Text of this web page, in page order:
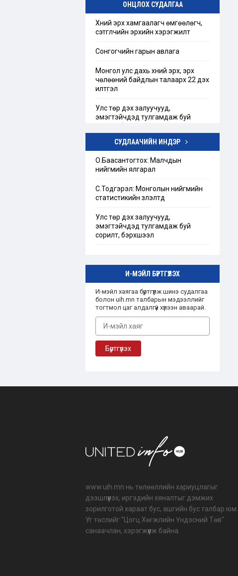
ОНЦЛОХ СУДАЛГАА
Хүний эрх хамгаалагч өмгөөлөгч,
сэтгүүлчийн эрхийн хэрэгжилт
Сонгогчийн гарын авлага
Монгол улс дахь хүний эрх, эрх
чөлөөний байдлын талаарх 22 дэх
илтгэл
Улс төр дэх залуучууд,
эмэгтэйчүүдэд тулгамдаж буй
Төрийн бус байгууллагын тухай
хэрэгцээ, шаардлагын тандан
судалгаа
“Ашгийн бус байгууллага”-ын
талаарх Монгол улсын эрх зүйн
СУДЛААЧИЙН ИНДЭР
О.Баасантогтох: Малчдын
нийгмийн ялгарал
С.Тодгэрэл: Монголын нийгмийн
статистикийн үзүүлэлтүүд
Улс төр дэх залуучууд,
эмэгтэйчүүдэд тулгамдаж буй
сорилт, бэрхшээл
И-МЭЙЛ БҮРТГҮҮЛЭХ
И-мэйл хаягаа бүртгүүлж шинэ судалгаа
болон uih.mn талбарын мэдээллийг
тогтмол цаг алдалгүй хүлээн аваарай.
www.uih.mn нь төлөөллийн хариуцлагыг
дээшлүүлэх, иргэдийн хяналтыг дэмжих
зорилготой хараат бус, ашгийн бус талбар юм.
Уг төслийг "Цогц Хөгжлийн Үндэсний Төв"
санаачлан, хэрэгжүүлж байна.